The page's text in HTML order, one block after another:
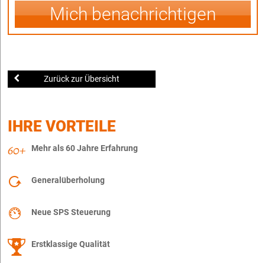
Mich benachrichtigen
Zurück zur Übersicht
IHRE VORTEILE
Mehr als 60 Jahre Erfahrung
Generalüberholung
Neue SPS Steuerung
Erstklassige Qualität